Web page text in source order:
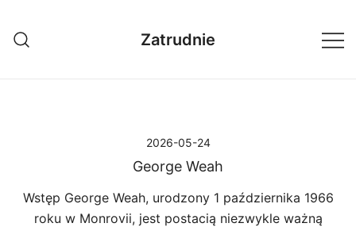
treści
Zatrudnie
2026-05-24
George Weah
Wstęp George Weah, urodzony 1 października 1966
roku w Monrovii, jest postacią niezwykle ważną